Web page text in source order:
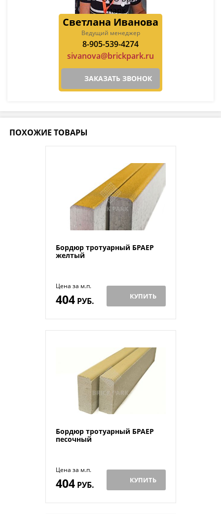
Светлана Иванова
Ведущий менеджер
8-905-539-4274
sivanova@brickpark.ru
ЗАКАЗАТЬ ЗВОНОК
ПОХОЖИЕ ТОВАРЫ
Бордюр тротуарный БРАЕР
желтый
Цена за м.п.
404РУБ. КУПИТЬ
Бордюр тротуарный БРАЕР
песочный
Цена за м.п.
404РУБ. КУПИТЬ